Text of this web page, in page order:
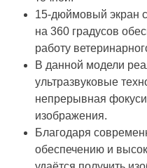
15-дюймовый экран
на 360 градусов
работу
В данной модели
ультразвуковые
непрерывная
изображения.
Благодаря
обеспечению и